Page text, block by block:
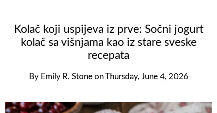
Kolač koji uspijeva iz prve: Sočni jogurt
kolač sa višnjama kao iz stare sveske
recepata
By Emily R. Stone on Thursday, June 4, 2026